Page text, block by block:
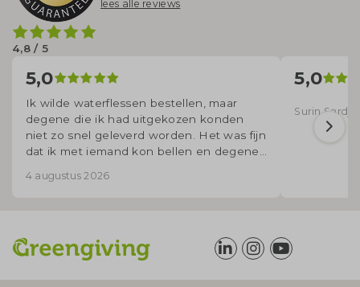
4,8 / 5
lees alle reviews
5,0
Ik wilde waterflessen bestellen, maar
degene die ik had uitgekozen konden
niet zo snel geleverd worden. Het was fijn
dat ik met iemand kon bellen en degene
korte termijn geleverd konden worden.
4 augustus 2026
5,0
Surin